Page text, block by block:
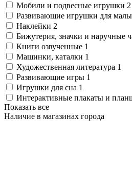
Мобили и подвесные игрушки 2
Развивающие игрушки для
Наклейки 2
Бижутерия, значки и наручные
Книги озвученные 1
Машинки, каталки 1
Художественная литература 1
Развивающие игры 1
Игрушки для сна 1
Интерактивные плакаты и
Показать все
Наличие в магазинах города